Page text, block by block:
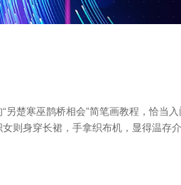
楚寒巫鹊桥相会”简笔画教程，恰当入
则身穿长裙，手拿织布机，显得温存介